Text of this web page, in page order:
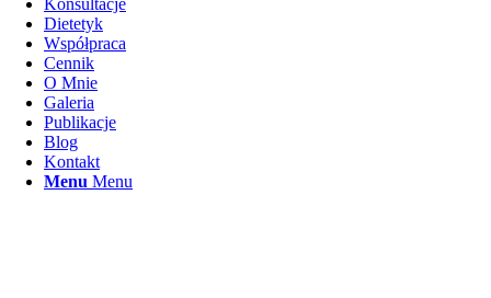
Konsultacje
Dietetyk
Współpraca
Cennik
O Mnie
Galeria
Publikacje
Blog
Kontakt
Menu Menu